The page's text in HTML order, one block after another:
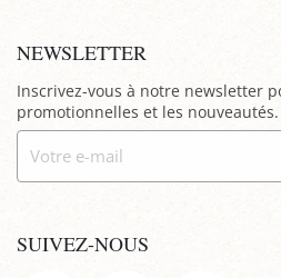
NEWSLETTER
Inscrivez-vous à notre newsletter
promotionnelles et les nouveautés.
SUIVEZ-NOUS